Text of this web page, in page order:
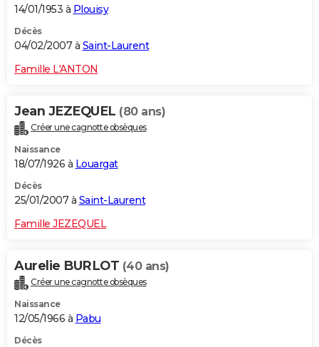
14/01/1953 à Plouisy
Décès
04/02/2007 à Saint-Laurent
Famille L'ANTON
Jean JEZEQUEL (80 ans)
Créer une cagnotte obsèques
Naissance
18/07/1926 à Louargat
Décès
25/01/2007 à Saint-Laurent
Famille JEZEQUEL
Aurelie BURLOT (40 ans)
Créer une cagnotte obsèques
Naissance
12/05/1966 à Pabu
Décès